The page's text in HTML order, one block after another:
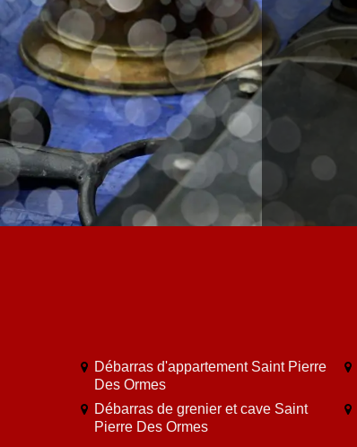
Débarras d'appartement Saint Pierre
Des Ormes
Débarras de grenier et cave Saint
Pierre Des Ormes